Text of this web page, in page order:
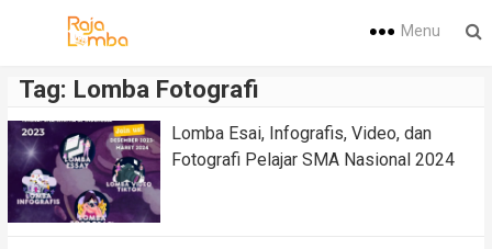
Menu
Tag: Lomba Fotografi
Lomba Esai, Infografis, Video, dan
Fotografi Pelajar SMA Nasional 2024